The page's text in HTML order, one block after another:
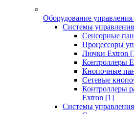
Оборудование управления
Системы
Сенсорные
Процессоры
Лючки Extron
Контроллеры
Кнопочные
Сетевые
Контроллеры
Extron [1]
Системы